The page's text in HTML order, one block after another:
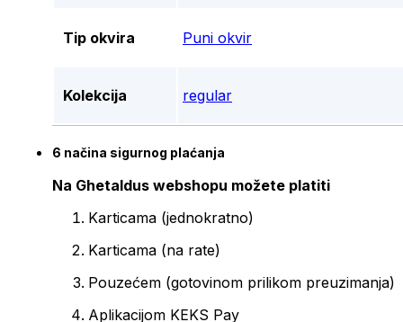
Tip okvira Puni okvir
Kolekcija regular
6 načina sigurnog plaćanja
Na Ghetaldus webshopu možete platiti
Karticama (jednokratno)
Karticama (na rate)
Pouzećem (gotovinom prilikom preuzimanja)
Aplikacijom KEKS Pay